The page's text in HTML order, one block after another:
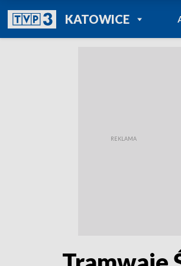
KATOWICEPOWRÓT DO
TVP REGIONY